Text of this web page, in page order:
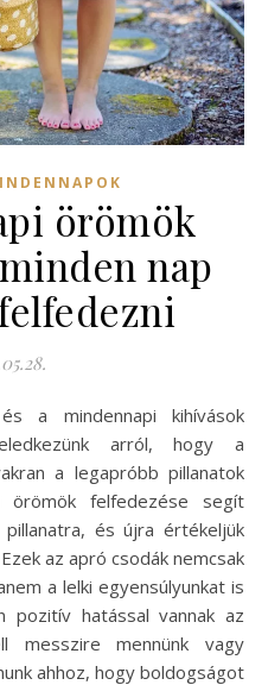
örömök
nap
arról, hogy a
a legapróbb pillanatok
örömök felfedezése segít
és újra értékeljük
az apró csodák nemcsak
a lelki egyensúlyunkat is
pozitív hatással vannak az
messzire mennünk vagy
ahhoz, hogy boldogságot